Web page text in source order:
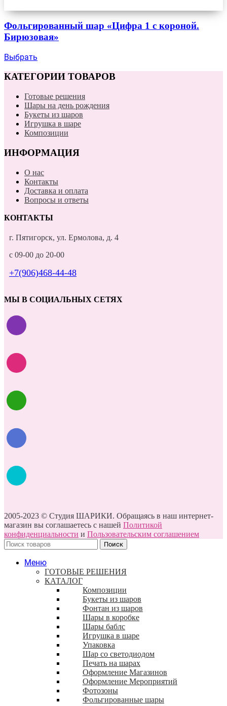
Фольгированный шар «Цифра 1 с короной.
Бирюзовая»
Выбрать
КАТЕГОРИИ ТОВАРОВ
Готовые решения
Шары на день рождения
Букеты из шаров
Игрушка в шаре
Композиции
ИНФОРМАЦИЯ
О нас
Контакты
Доставка и оплата
Вопросы и ответы
КОНТАКТЫ
г. Пятигорск, ул. Ермолова, д. 4
с 09-00 до 20-00
+7(906)468-44-48
МЫ В СОЦИАЛЬНЫХ СЕТЯХ
2005-2023 © Студия ШАРИКИ. Обращаясь в наш интернет-
магазин вы соглашаетесь с нашей Политикой
конфиденциальности и Пользовательским соглашением
Поиск
Меню
ГОТОВЫЕ РЕШЕНИЯ
КАТАЛОГ
Композиции
Букеты из шаров
Фонтан из шаров
Шары в коробке
Шары баблс
Игрушка в шаре
Упаковка
Шар со светодиодом
Печать на шарах
Оформление Магазинов
Оформление Мероприятий
Фотозоны
Фольгированные шары